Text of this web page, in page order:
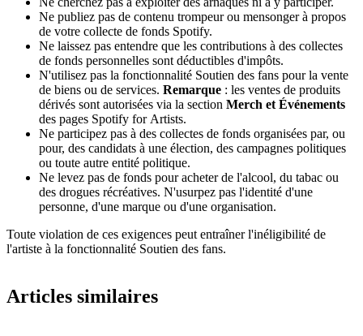
Ne publiez pas de contenu trompeur ou mensonger à propos
de votre collecte de fonds Spotify.
Ne laissez pas entendre que les contributions à des collectes
de fonds personnelles sont déductibles d'impôts.
N'utilisez pas la fonctionnalité Soutien des fans pour la vente
de biens ou de services. Remarque : les ventes de produits
dérivés sont autorisées via la section Merch et Événements
des pages Spotify for Artists.
Ne participez pas à des collectes de fonds organisées par, ou
pour, des candidats à une élection, des campagnes politiques
ou toute autre entité politique.
Ne levez pas de fonds pour acheter de l'alcool, du tabac ou
des drogues récréatives. N'usurpez pas l'identité d'une
personne, d'une marque ou d'une organisation.
Toute violation de ces exigences peut entraîner l'inéligibilité de
l'artiste à la fonctionnalité Soutien des fans.
Articles similaires